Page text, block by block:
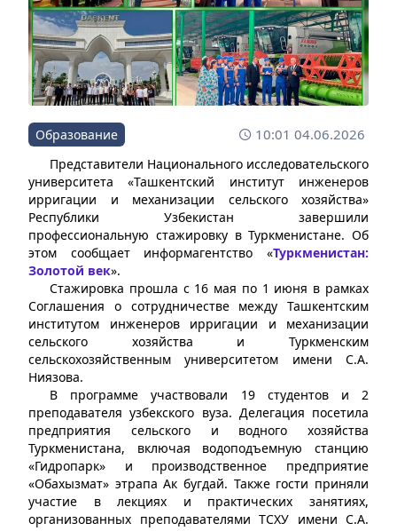
Образование 10:01 04.06.2026
Представители Национального исследовательского
университета «Ташкентский институт инженеров
ирригации и механизации сельского хозяйства»
Республики Узбекистан завершили
профессиональную стажировку в Туркменистане. Об
этом сообщает информагентство «Туркменистан:
Золотой век».
Стажировка прошла с 16 мая по 1 июня в рамках
Соглашения о сотрудничестве между Ташкентским
институтом инженеров ирригации и механизации
сельского хозяйства и Туркменским
сельскохозяйственным университетом имени С.А.
Ниязова.
В программе участвовали 19 студентов и 2
преподавателя узбекского вуза. Делегация посетила
предприятия сельского и водного хозяйства
Туркменистана, включая водоподъемную станцию
«Гидропарк» и производственное предприятие
«Обахызмат» этрапа Ак бугдай. Также гости приняли
участие в лекциях и практических занятиях,
организованных преподавателями ТСХУ имени С.А.